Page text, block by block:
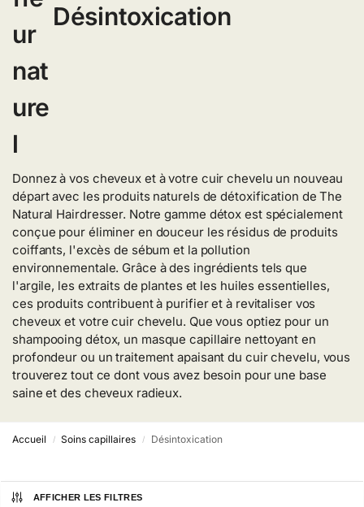
Désintoxication
Donnez à vos cheveux et à votre cuir chevelu un nouveau
départ avec les produits naturels de détoxification de The
Natural Hairdresser. Notre gamme détox est spécialement
conçue pour éliminer en douceur les résidus de produits
coiffants, l'excès de sébum et la pollution
environnementale. Grâce à des ingrédients tels que
l'argile, les extraits de plantes et les huiles essentielles,
ces produits contribuent à purifier et à revitaliser vos
cheveux et votre cuir chevelu. Que vous optiez pour un
shampooing détox, un masque capillaire nettoyant en
profondeur ou un traitement apaisant du cuir chevelu, vous
trouverez tout ce dont vous avez besoin pour une base
saine et des cheveux radieux.
Accueil / Soins capillaires / Désintoxication
AFFICHER LES FILTRES